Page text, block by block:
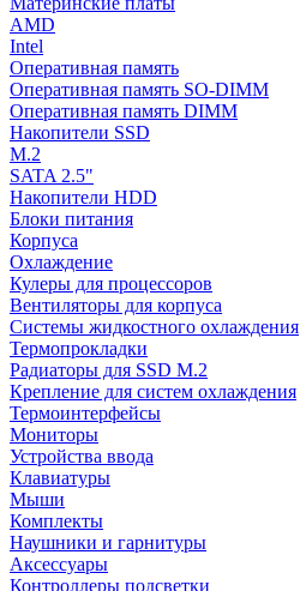
AMD
Intel
Оперативная память
Оперативная память SO-DIMM
Оперативная память DIMM
Накопители SSD
M.2
SATA 2.5"
Накопители HDD
Блоки питания
Корпуса
Охлаждение
Кулеры для процессоров
Вентиляторы для корпуса
Системы жидкостного охлаждения
Термопрокладки
Радиаторы для SSD M.2
Крепление для систем охлаждения
Термоинтерфейсы
Мониторы
Устройства ввода
Клавиатуры
Мыши
Комплекты
Наушники и гарнитуры
Аксессуары
Контроллеры подсветки